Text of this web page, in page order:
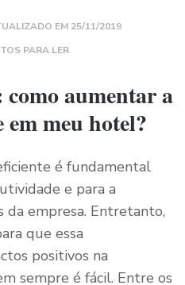
EM 25/11/2019
PARA LER
aumentar a
meu hotel?
é fundamental
e para a
da empresa. Entretanto,
que essa
positivos na
sempre é fácil. Entre os